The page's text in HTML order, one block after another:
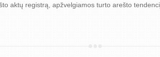
aktų registrą, apžvelgiamos turto arešto